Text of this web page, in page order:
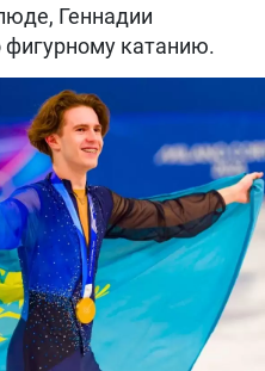
Геннадии
фигурному катанию.